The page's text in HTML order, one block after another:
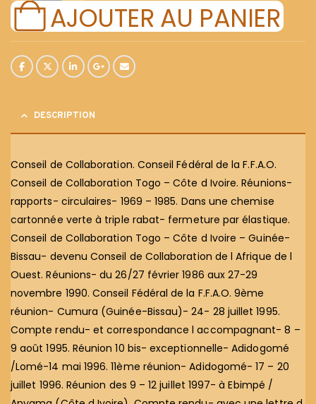
AJOUTER AU PANIER
DESCRIPTION
Conseil de Collaboration. Conseil Fédéral de la F.F.A.O.
Conseil de Collaboration Togo – Côte d Ivoire. Réunions-
rapports- circulaires- 1969 – 1985. Dans une chemise
cartonnée verte à triple rabat- fermeture par élastique.
Conseil de Collaboration Togo – Côte d Ivoire – Guinée-
Bissau- devenu Conseil de Collaboration de l Afrique de l
Ouest. Réunions- du 26/27 février 1986 aux 27-29
novembre 1990. Conseil Fédéral de la F.F.A.O. 9ème
réunion- Cumura (Guinée-Bissau)- 24- 28 juillet 1995.
Compte rendu- et correspondance l accompagnant- 8 –
9 août 1995. Réunion 10 bis- exceptionnelle- Adidogomé
/Lomé-14 mai 1996. 11ème réunion- Adidogomé- 17 – 20
juillet 1996. Réunion des 9 – 12 juillet 1997- à Ebimpé /